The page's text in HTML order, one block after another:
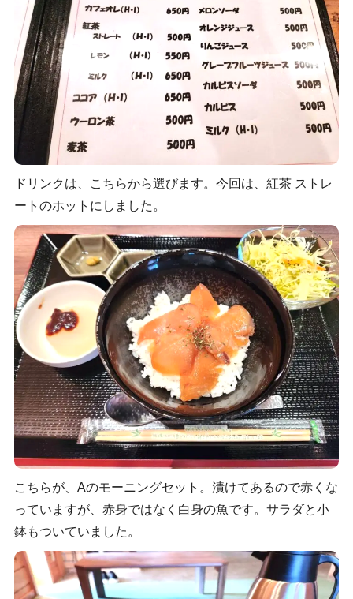
ドリンクは、こちらから選びます。今回は、紅茶 ストレ
ートのホットにしました。
こちらが、Aのモーニングセット。漬けてあるので赤くな
っていますが、赤身ではなく白身の魚です。サラダと小
鉢もついていました。